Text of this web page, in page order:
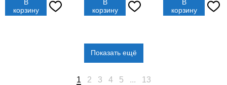
В
корзину
В
корзину
В
корзину
Показать ещё
1 2 3 4 5 ... 13